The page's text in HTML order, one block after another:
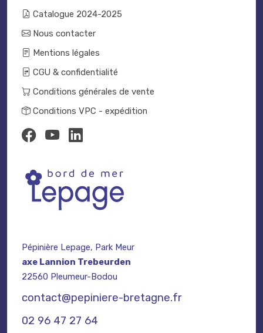
Catalogue 2024-2025
Nous contacter
Mentions légales
CGU & confidentialité
Conditions générales de vente
Conditions VPC - expédition
Pépinière Lepage, Park Meur
axe Lannion Trebeurden
22560 Pleumeur-Bodou
contact@pepiniere-bretagne.fr
02 96 47 27 64